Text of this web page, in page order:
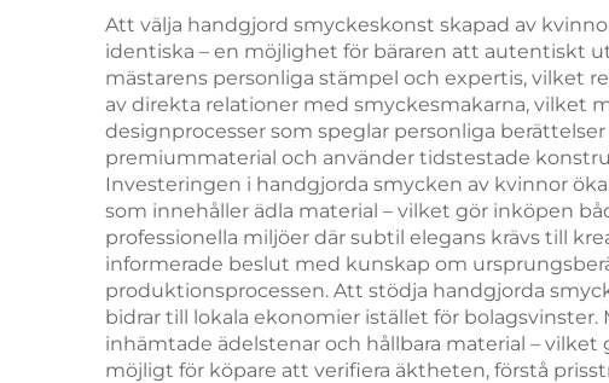
lyxklädsel BXGT-02
Att välja handgjord smyckeskonst skapad av
identiska – en möjlighet för bäraren att autentiskt
mästarens personliga stämpel och expertis, vilket
av direkta relationer med smyckesmakarna, vilket
designprocesser som speglar personliga
premiummaterial och använder tidstestade
Investeringen i handgjorda smycken av kvinnor
som innehåller ädla material – vilket gör inköpen
professionella miljöer där subtil elegans krävs till
informerade beslut med kunskap om
produktionsprocessen. Att stödja handgjorda
bidrar till lokala ekonomier istället för
inhämtade ädelstenar och hållbara material –
möjligt för köpare att verifiera äktheten, förstå